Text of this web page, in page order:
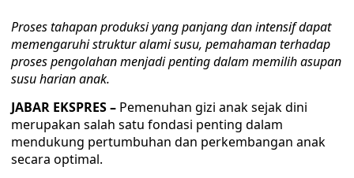
Proses tahapan produksi yang panjang dan intensif dapat
memengaruhi struktur alami susu, pemahaman terhadap
proses pengolahan menjadi penting dalam memilih asupan
susu harian anak.
JABAR EKSPRES – Pemenuhan gizi anak sejak dini
merupakan salah satu fondasi penting dalam
mendukung pertumbuhan dan perkembangan anak
secara optimal.